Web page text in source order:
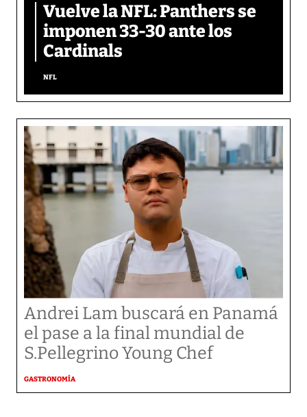
Vuelve la NFL: Panthers se
imponen 33-30 ante los
Cardinals
NFL
Andrei Lam buscará en Panamá
el pase a la final mundial de
S.Pellegrino Young Chef
GASTRONOMÍA